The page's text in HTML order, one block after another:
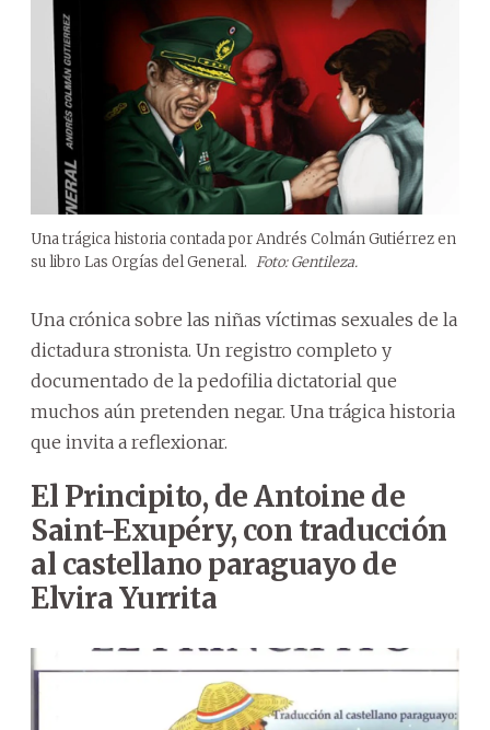
Una trágica historia contada por Andrés Colmán Gutiérrez en
su libro Las Orgías del General. Foto: Gentileza.
Una crónica sobre las niñas víctimas sexuales de la
dictadura stronista. Un registro completo y
documentado de la pedofilia dictatorial que
muchos aún pretenden negar. Una trágica historia
que invita a reflexionar.
El Principito, de Antoine de
Saint-Exupéry, con traducción
al castellano paraguayo de
Elvira Yurrita